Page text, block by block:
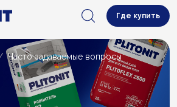
Где купить
Часто задаваемые вопросы